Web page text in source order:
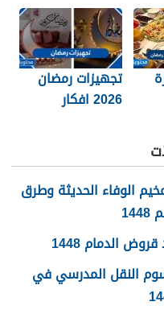
1
تجهيزات رمضان
2026 افكار
كاملة
الوفاء الحديثة وطرق
الدمام 1448
النقل المدرسي في